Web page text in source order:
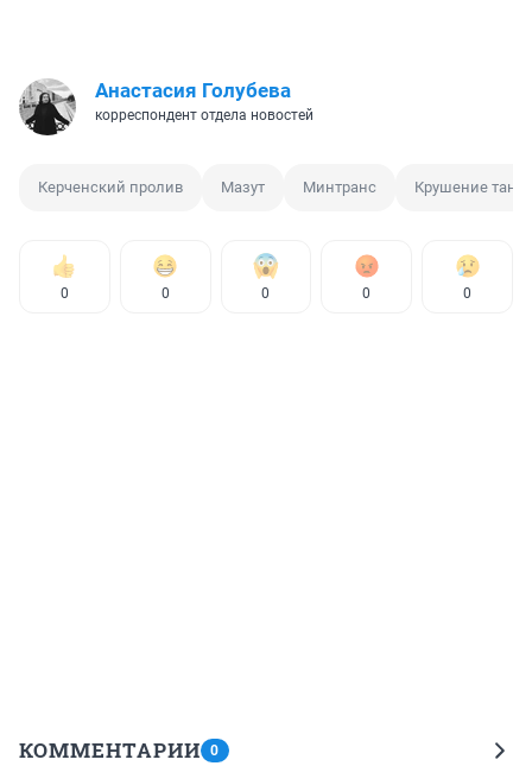
Анастасия Голубева
корреспондент отдела новостей
Керченский пролив Мазут Минтранс Крушение
0 0 0 0 0
КОММЕНТАРИИ 0